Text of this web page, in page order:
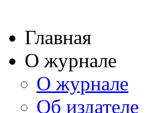
Главная
О журнале
О журнале
Об издателе